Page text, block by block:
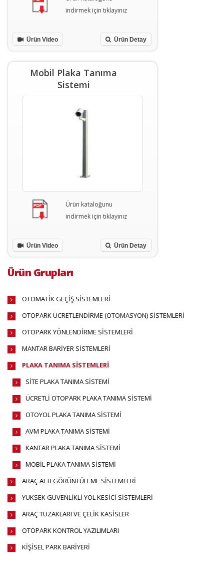
indirmek için tıklayınız
Ürün Detay
Ürün Video
Mobil Plaka Tanıma
Sistemi
Ürün kataloğunu
indirmek için tıklayınız
Ürün Detay
Ürün Video
Ürün Grupları
OTOMATİK GEÇİŞ SİSTEMLERİ
OTOPARK ÜCRETLENDİRME (OTOMASYON) SİSTEMLERİ
OTOPARK YÖNLENDİRME SİSTEMLERİ
MANTAR BARİYER SİSTEMLERİ
PLAKA TANIMA SİSTEMLERİ
SİTE PLAKA TANIMA SİSTEMİ
ÜCRETLİ OTOPARK PLAKA TANIMA SİSTEMİ
OTOYOL PLAKA TANIMA SİSTEMİ
AVM PLAKA TANIMA SİSTEMİ
KANTAR PLAKA TANIMA SİSTEMİ
MOBİL PLAKA TANIMA SİSTEMİ
ARAÇ ALTI GÖRÜNTÜLEME SİSTEMLERİ
YÜKSEK GÜVENLİKLİ YOL KESİCİ SİSTEMLERİ
ARAÇ TUZAKLARI VE ÇELİK KASİSLER
OTOPARK KONTROL YAZILIMLARI
KİŞİSEL PARK BARİYERİ